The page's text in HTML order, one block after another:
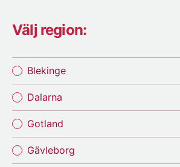
Välj region:
Blekinge
Dalarna
Gotland
Gävleborg